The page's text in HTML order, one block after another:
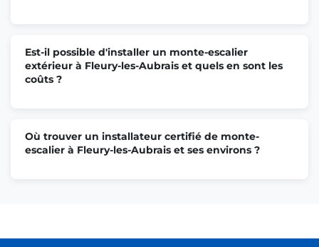
Est-il possible d'installer un monte-escalier
extérieur à Fleury-les-Aubrais et quels en sont les
coûts ?
Où trouver un installateur certifié de monte-
escalier à Fleury-les-Aubrais et ses environs ?